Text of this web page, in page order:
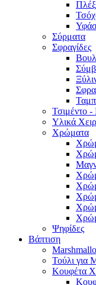
Σύρματα
Σφραγίδες
Τσιμέντο
Υλικά
Χρώματα
Ψηφίδες
Βάπτιση
Τούλι για
Κουφέτα